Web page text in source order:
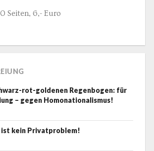
Seiten, 6,- Euro
rot-goldenen Regenbogen: für
– gegen Homonationalismus!
kein Privatproblem!